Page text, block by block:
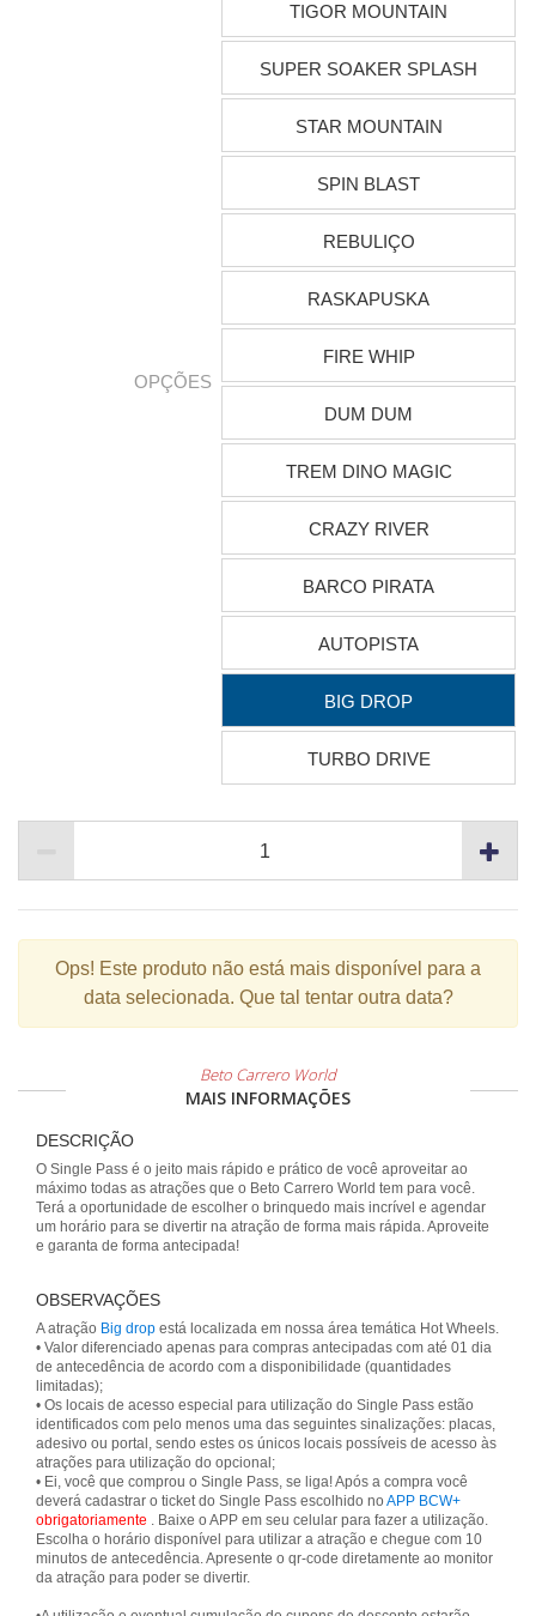
OPÇÕES
TIGOR MOUNTAIN
SUPER SOAKER SPLASH
STAR MOUNTAIN
SPIN BLAST
REBULIÇO
RASKAPUSKA
FIRE WHIP
DUM DUM
TREM DINO MAGIC
CRAZY RIVER
BARCO PIRATA
AUTOPISTA
BIG DROP
TURBO DRIVE
Ops! Este produto não está mais disponível para a
data selecionada. Que tal tentar outra data?
Beto Carrero World
MAIS INFORMAÇÕES
DESCRIÇÃO
O Single Pass é o jeito mais rápido e prático de você aproveitar ao
máximo todas as atrações que o Beto Carrero World tem para você.
Terá a oportunidade de escolher o brinquedo mais incrível e agendar
um horário para se divertir na atração de forma mais rápida. Aproveite
e garanta de forma antecipada!
OBSERVAÇÕES
A atração Big drop está localizada em nossa área temática Hot Wheels.
• Valor diferenciado apenas para compras antecipadas com até 01 dia
de antecedência de acordo com a disponibilidade (quantidades
limitadas);
• Os locais de acesso especial para utilização do Single Pass estão
identificados com pelo menos uma das seguintes sinalizações: placas,
adesivo ou portal, sendo estes os únicos locais possíveis de acesso às
atrações para utilização do opcional;
• Ei, você que comprou o Single Pass, se liga! Após a compra você
deverá cadastrar o ticket do Single Pass escolhido no APP BCW+
obrigatoriamente . Baixe o APP em seu celular para fazer a utilização.
Escolha o horário disponível para utilizar a atração e chegue com 10
minutos de antecedência. Apresente o qr-code diretamente ao monitor
da atração para poder se divertir.